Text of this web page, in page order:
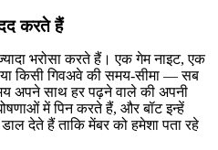
करते हैं
भरोसा करते हैं। एक गेम नाइट, एक
किसी गिवअवे की समय-सीमा — सब
अपने साथ हर पढ़ने वाले की अपनी
में पिन करते हैं, और बॉट इन्हें
देते हैं ताकि मेंबर को हमेशा पता रहे